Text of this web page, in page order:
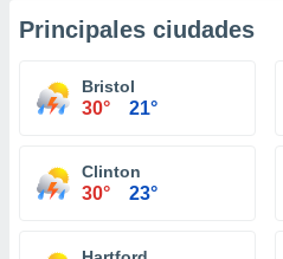
Principales ciudades
Bristol
30° 21°
Clinton
30° 23°